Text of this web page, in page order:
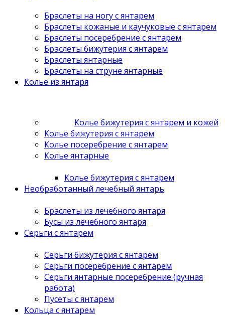
Браслеты на ногу с янтарем
Браслеты кожаные и каучуковые с янтарем
Браслеты посеребрение с янтарем
Браслеты бижутерия с янтарем
Браслеты янтарные
Браслеты на струне янтарные
Колье из янтаря
Колье бижутерия с янтарем и кожей
Колье бижутерия с янтарем
Колье посеребрение с янтарем
Колье янтарные
Колье бижутерия с янтарем
Необработанный лечебный янтарь
Браслеты из лечебного янтаря
Бусы из лечебного янтаря
Серьги с янтарем
Серьги бижутерия с янтарем
Серьги посеребрение с янтарем
Серьги янтарные посеребрение (ручная
работа)
Пусеты с янтарем
Кольца с янтарем